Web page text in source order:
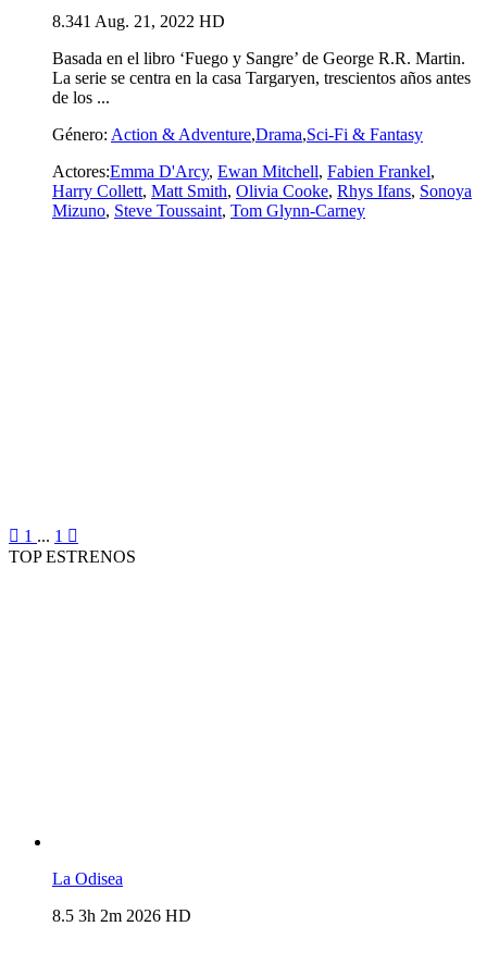
8.341 Aug. 21, 2022 HD
Basada en el libro ‘Fuego y Sangre’ de George R.R. Martin.
La serie se centra en la casa Targaryen, trescientos años antes
de los ...
Género: Action & Adventure,Drama,Sci-Fi & Fantasy
Actores:Emma D'Arcy, Ewan Mitchell, Fabien Frankel,
Harry Collett, Matt Smith, Olivia Cooke, Rhys Ifans, Sonoya
Mizuno, Steve Toussaint, Tom Glynn-Carney
1 ... 1
TOP ESTRENOS
La Odisea
8.5 3h 2m 2026 HD